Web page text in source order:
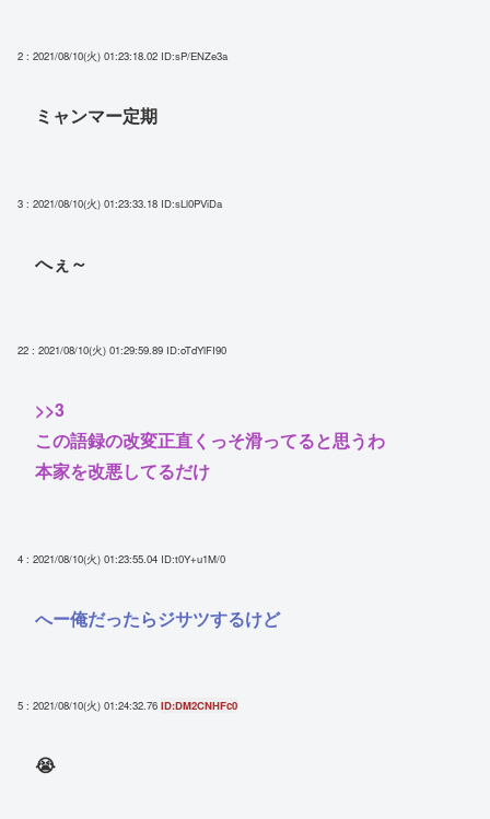
2 : 2021/08/10(火) 01:23:18.02 ID:sP/ENZe3a
ミャンマー定期
3 : 2021/08/10(火) 01:23:33.18 ID:sLl0PViDa
へぇ～
22 : 2021/08/10(火) 01:29:59.89 ID:oTdYlFI90
>>3
この語録の改変正直くっそ滑ってると思うわ
本家を改悪してるだけ
4 : 2021/08/10(火) 01:23:55.04 ID:t0Y+u1M/0
へー俺だったらジサツするけど
5 : 2021/08/10(火) 01:24:32.76 ID:DM2CNHFc0
😭